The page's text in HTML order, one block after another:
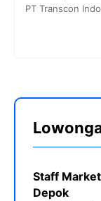
PT Transcon
Staff
Depok